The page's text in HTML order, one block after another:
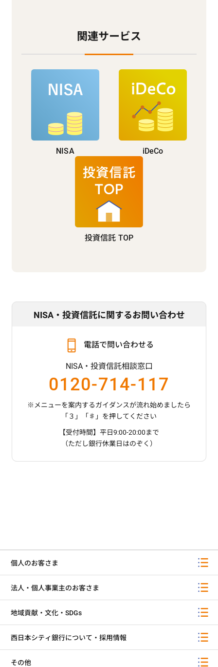
関連サービス
NISA iDeCo
投資信託 TOP
NISA・投資信託に関するお問い合わせ
電話で問い合わせる
NISA・投資信託相談窓口
0120-714-117
※メニューを案内するガイダンスが流れ始めましたら
「３」「♯」を押してください
【受付時間】平日9:00-20:00まで
（ただし銀行休業日はのぞく）
個人のお客さま
法人・個人事業主のお客さま
地域貢献・文化・SDGs
西日本シティ銀行について・採用情報
その他